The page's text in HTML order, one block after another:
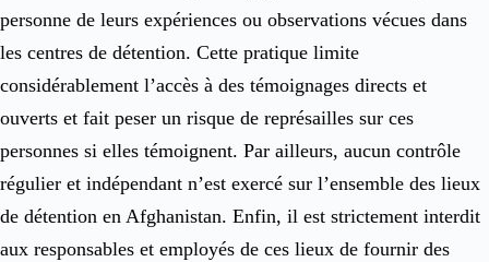
personne de leurs expériences ou observations vécues dans
les centres de détention. Cette pratique limite
considérablement l’accès à des témoignages directs et
ouverts et fait peser un risque de représailles sur ces
personnes si elles témoignent. Par ailleurs, aucun contrôle
régulier et indépendant n’est exercé sur l’ensemble des lieux
de détention en Afghanistan. Enfin, il est strictement interdit
aux responsables et employés de ces lieux de fournir des